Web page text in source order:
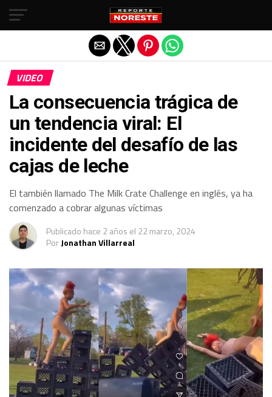
VIDEO
La consecuencia trágica de
un tendencia viral: El
incidente del desafío de las
cajas de leche
El también llamado The Milk Crate Challenge en inglés, ya ha
comenzado a cobrar algunas víctimas
Publicado hace 2 años el 22 marzo, 2024
PorJonathan Villarreal
Salir de la versión móvil